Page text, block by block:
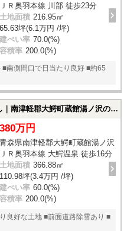
ＪＲ奥羽本線 川部 徒歩23分
土地面積 216.95㎡
65.63坪(6.1万円 /坪)
建ぺい率 70.0(%)
容積率 200.0(%)
南側間口で日当たり良好 ■約65
津軽郡大鰐町蔵館湯ノ沢の土地
380万円
青森県南津軽郡大鰐町蔵館湯ノ沢
ＪＲ奥羽本線 大鰐温泉 徒歩16分
土地面積 366.88㎡
110.98坪(3.4万円 /坪)
建ぺい率 60.0(%)
容積率 200.0(%)
良好な土地 ■前面道路除雪あり ■